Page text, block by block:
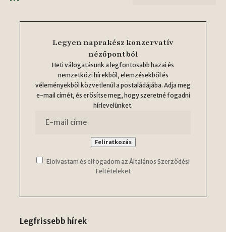
Legyen naprakész konzervatív
nézőpontból
Heti válogatásunk a legfontosabb hazai és
nemzetközi hírekből, elemzésekből és
véleményekből közvetlenül a postaládájába. Adja meg
e-mail címét, és erősítse meg, hogy szeretné fogadni
hírlevelünket.
Elolvastam és elfogadom az Általános Szerződési
Feltételeket
Legfrissebb hírek